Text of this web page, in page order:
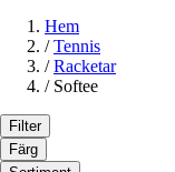
Hem
/ Tennis
/ Racketar
/ Softee
Filter
Färg